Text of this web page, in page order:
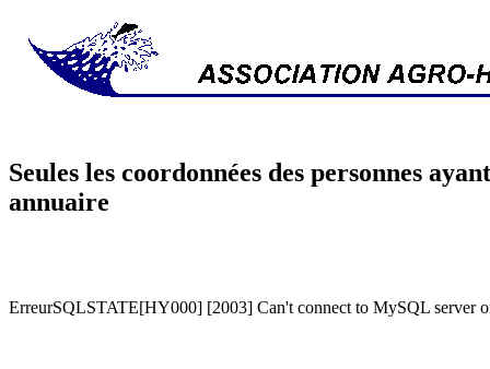
Seules les coordonnées des personnes
annuaire
ErreurSQLSTATE[HY000] [2003] Can't connect to MySQL server